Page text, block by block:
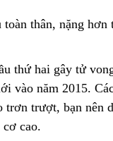
thân, nặng hơn
thứ hai gây tử
vào năm 2015.
trượt, bạn nên
cao.
Liên hệ
Yellow Cellulose
Dust Filter Cartridge
Gasket
Liên hệ